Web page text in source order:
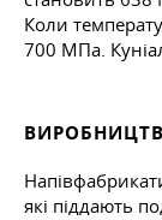
Коли
700 МПа.
які піддають